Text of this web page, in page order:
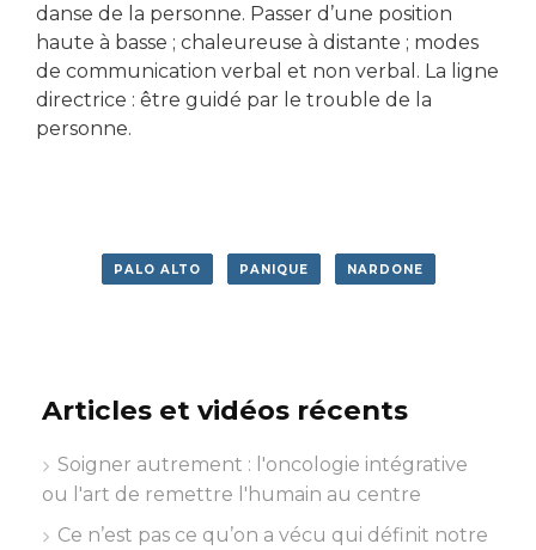
Articles et vidéos récents
Soigner autrement : l'oncologie intégrative
ou l'art de remettre l'humain au centre
Ce n’est pas ce qu’on a vécu qui définit notre
danse de la personne. Passer d’une position
haute à basse ; chaleureuse à distante ; modes
de communication verbal et non verbal. La ligne
directrice : être guidé par le trouble de la
personne.
PALO ALTO PANIQUE NARDONE